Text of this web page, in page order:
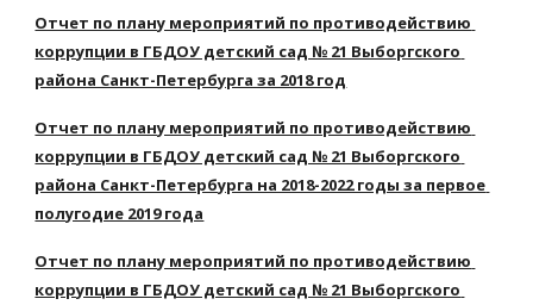
Отчет по плану мероприятий по противодействию
коррупции в ГБДОУ детский сад № 21 Выборгского
района Санкт-Петербурга за 2018 год
Отчет по плану мероприятий по противодействию
коррупции в ГБДОУ детский сад № 21 Выборгского
района Санкт-Петербурга на 2018-2022 годы за первое
полугодие 2019 года
Отчет по плану мероприятий по противодействию
коррупции в ГБДОУ детский сад № 21 Выборгского